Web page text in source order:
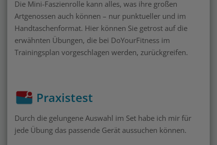
Die Mini-Faszienrolle kann alles, was ihre großen
Artgenossen auch können – nur punktueller und im
Handtaschenformat. Hier können Sie getrost auf die
erwähnten Übungen, die bei DoYourFitness im
Trainingsplan vorgeschlagen werden, zurückgreifen.
Praxistest
Durch die gelungene Auswahl im Set habe ich mir für
jede Übung das passende Gerät aussuchen können.